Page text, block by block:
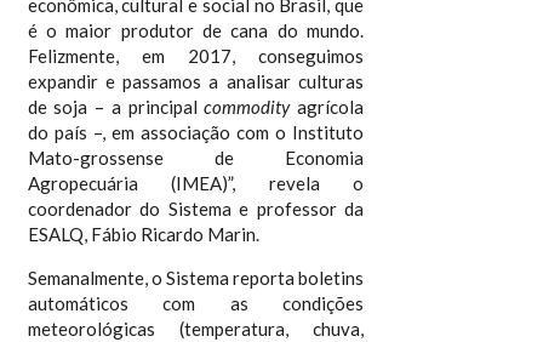
econômica, cultural e social no Brasil, que
é o maior produtor de cana do mundo.
Felizmente, em 2017, conseguimos
expandir e passamos a analisar culturas
de soja – a principalcommodityagrícola
do país –, em associação com o Instituto
Mato-grossense de Economia
Agropecuária (IMEA)”, revela o
coordenador do Sistema e professor da
ESALQ, Fábio Ricardo Marin.
Semanalmente, o Sistema reporta boletins
automáticos com as condições
meteorológicas (temperatura, chuva,